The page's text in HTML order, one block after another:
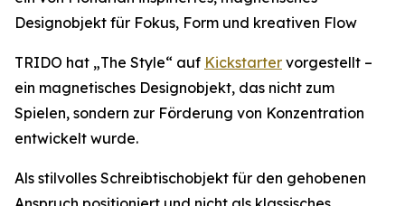
Designobjekt für Fokus, Form und kreativen Flow
TRIDO hat „The Style“ auf Kickstarter vorgestellt –
ein magnetisches Designobjekt, das nicht zum
Spielen, sondern zur Förderung von Konzentration
entwickelt wurde.
Als stilvolles Schreibtischobjekt für den gehobenen